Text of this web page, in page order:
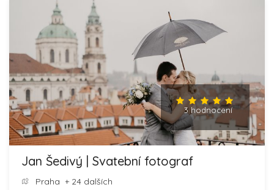
3 hodnocení
Jan Šedivý | Svatební fotograf
Praha + 24 dalších